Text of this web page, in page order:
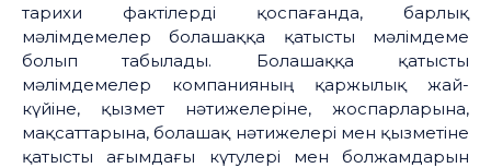
тарихи фактілерді қоспағанда, барлық
мәлімдемелер болашаққа қатысты мәлімдеме
болып табылады. Болашаққа қатысты
мәлімдемелер компанияның қаржылық жай-
күйіне, қызмет нәтижелеріне, жоспарларына,
мақсаттарына, болашақ нәтижелері мен қызметіне
қатысты ағымдағы күтулері мен болжамдарын